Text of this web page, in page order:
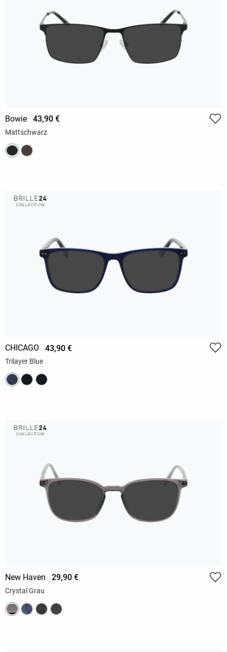
Bowie 43,90 €
Mattschwarz
CHICAGO 43,90 €
Trilayer Blue
New Haven 29,90 €
Crystal Grau